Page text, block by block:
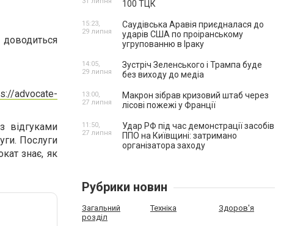
advocate-
відгуками
Послуги
знає, як
100 ТЦК
Саудівська Аравія приєдналася до
ударів США по проіранському
угрупованню в Іраку
15:23,
29 липня
Зустріч Зеленського і Трампа буде
без виходу до медіа
14:05,
29 липня
Макрон зібрав кризовий штаб через
лісові пожежі у Франції
13:00,
27 липня
Удар РФ під час демонстрації засобів
ППО на Київщині: затримано
організатора заходу
11:50,
27 липня
Рубрики новин
Загальний
розділ
Техніка Здоров'я